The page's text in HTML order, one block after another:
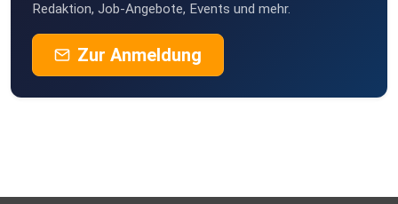
Redaktion, Job-Angebote, Events und mehr.
Zur Anmeldung